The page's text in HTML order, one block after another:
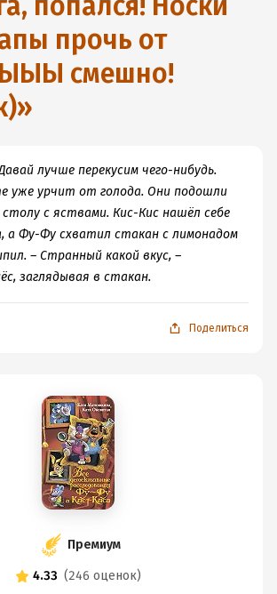
прочь от
ЫЫЫ смешно!
»
лучше перекусим чего-нибудь.
уже урчит от голода. Они подошли
с яствами. Кис-Кис нашёл себе
а Фу-Фу схватил стакан с лимонадом
– Странный какой вкус, –
заглядывая в стакан.
Поделиться
Премиум
4.33 (246 оценок)